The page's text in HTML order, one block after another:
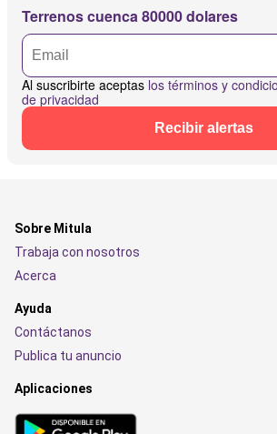
Terrenos cuenca 80000 dolares
Al suscribirte aceptas los términos y
de privacidad
Recibir alertas
Sobre Mitula
Trabaja con nosotros
Acerca
Ayuda
Contáctanos
Publica tu anuncio
Aplicaciones